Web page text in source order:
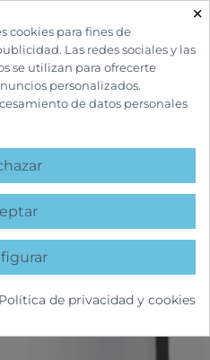
favorite
×
cookies para fines de
Las redes sociales y las
se utilizan para ofrecerte
personalizados.
de datos personales
Política de privacidad y cookies